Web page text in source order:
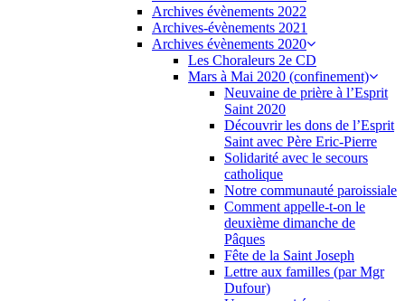
Archives évènements 2022
Archives-évènements 2021
Archives évènements 2020
Les Choraleurs 2e CD
Mars à Mai 2020 (confinement)
Neuvaine de prière à l’Esprit
Saint 2020
Découvrir les dons de l’Esprit
Saint avec Père Eric-Pierre
Solidarité avec le secours
catholique
Notre communauté paroissiale
Comment appelle-t-on le
deuxième dimanche de
Pâques
Fête de la Saint Joseph
Lettre aux familles (par Mgr
Dufour)